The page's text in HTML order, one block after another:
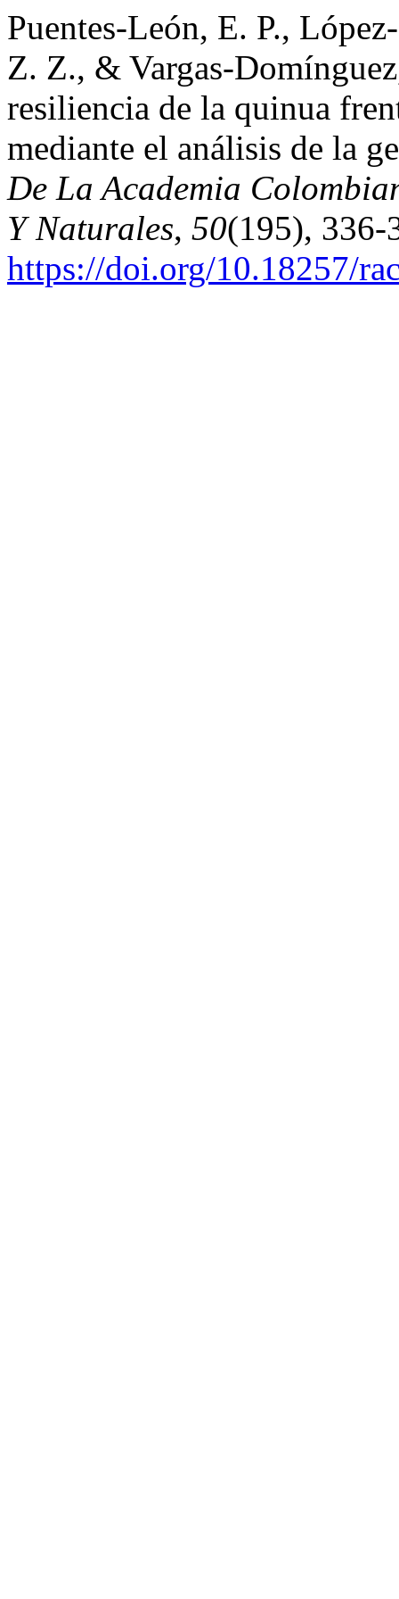
Puentes-León, E. P.,
Z. Z., & Vargas-
resiliencia de la quinua
mediante el análisis de la
De La Academia
Y Naturales, 50(195), 336-
https://doi.org/10.18257/